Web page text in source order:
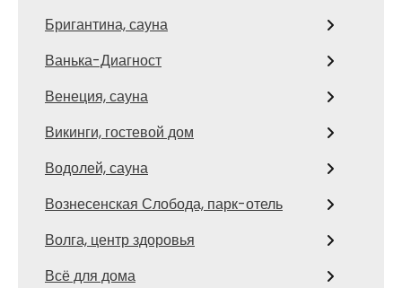
Бригантина, сауна
Ванька-Диагност
Венеция, сауна
Викинги, гостевой дом
Водолей, сауна
Вознесенская Слобода, парк-отель
Волга, центр здоровья
Всё для дома